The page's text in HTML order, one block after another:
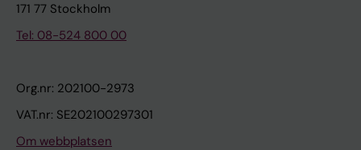
171 77 Stockholm
Tel: 08-524 800 00
Org.nr: 202100-2973
VAT.nr: SE202100297301
Om webbplatsen